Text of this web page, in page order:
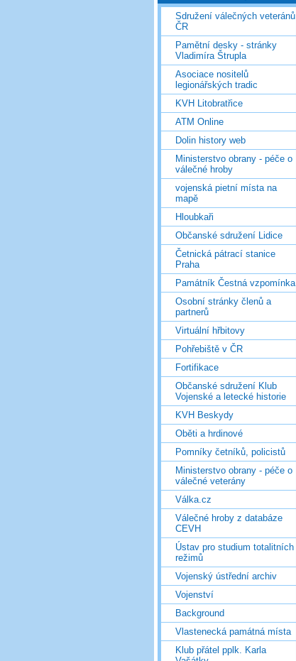
Sdružení válečných veteránů
ČR
Pamětní desky - stránky
Vladimíra Štrupla
Asociace nositelů
legionářských tradic
KVH Litobratřice
ATM Online
Dolin history web
Ministerstvo obrany - péče o
válečné hroby
vojenská pietní místa na
mapě
Hloubkaři
Občanské sdružení Lidice
Četnická pátrací stanice
Praha
Památník Čestná vzpomínka
Osobní stránky členů a
partnerů
Virtuální hřbitovy
Pohřebiště v ČR
Fortifikace
Občanské sdružení Klub
Vojenské a letecké historie
KVH Beskydy
Oběti a hrdinové
Pomníky četníků, policistů
Ministerstvo obrany - péče o
válečné veterány
Válka.cz
Válečné hroby z databáze
CEVH
Ústav pro studium totalitních
režimů
Vojenský ústřední archiv
Vojenství
Background
Vlastenecká památná místa
Klub přátel pplk. Karla